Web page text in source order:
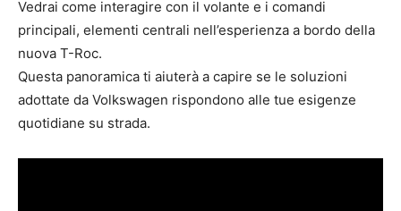
Vedrai come interagire con il volante e i comandi
principali, elementi centrali nell’esperienza a bordo della
nuova T-Roc.
Questa panoramica ti aiuterà a capire se le soluzioni
adottate da Volkswagen rispondono alle tue esigenze
quotidiane su strada.